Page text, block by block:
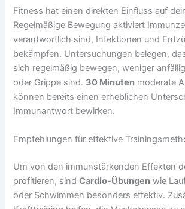
Fitness hat einen direkten Einfluss auf
Regelmäßige Bewegung aktiviert
verantwortlich sind, Infektionen und
bekämpfen. Untersuchungen belegen,
sich regelmäßig bewegen, weniger
oder Grippe sind. 30 Minuten moderate
können bereits einen erheblichen
Immunantwort bewirken.
Empfehlungen für effektive
Um von den immunstärkenden Effekten
profitieren, sindCardio-Übungen wie
oder Schwimmen besonders effektiv.